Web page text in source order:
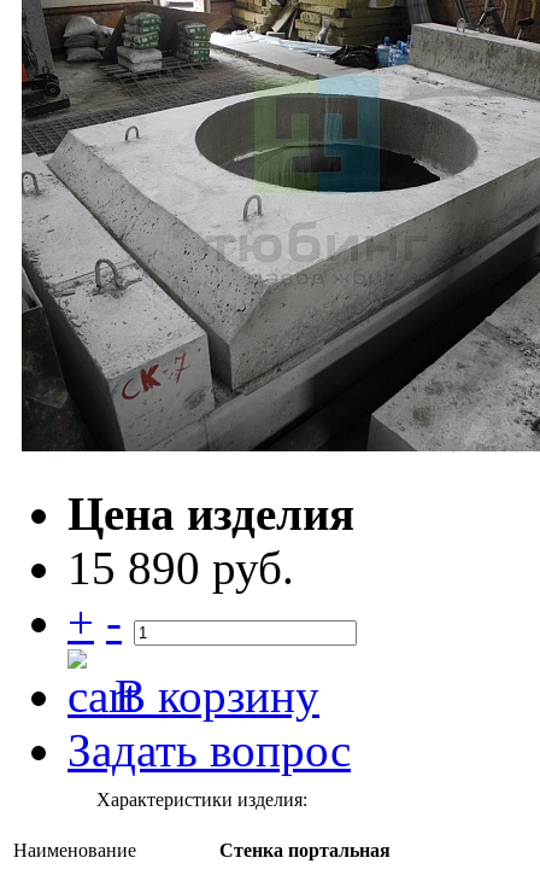
Цена изделия
15 890 руб.
+ -
В корзину
Задать вопрос
Характеристики изделия:
Наименование Стенка портальная